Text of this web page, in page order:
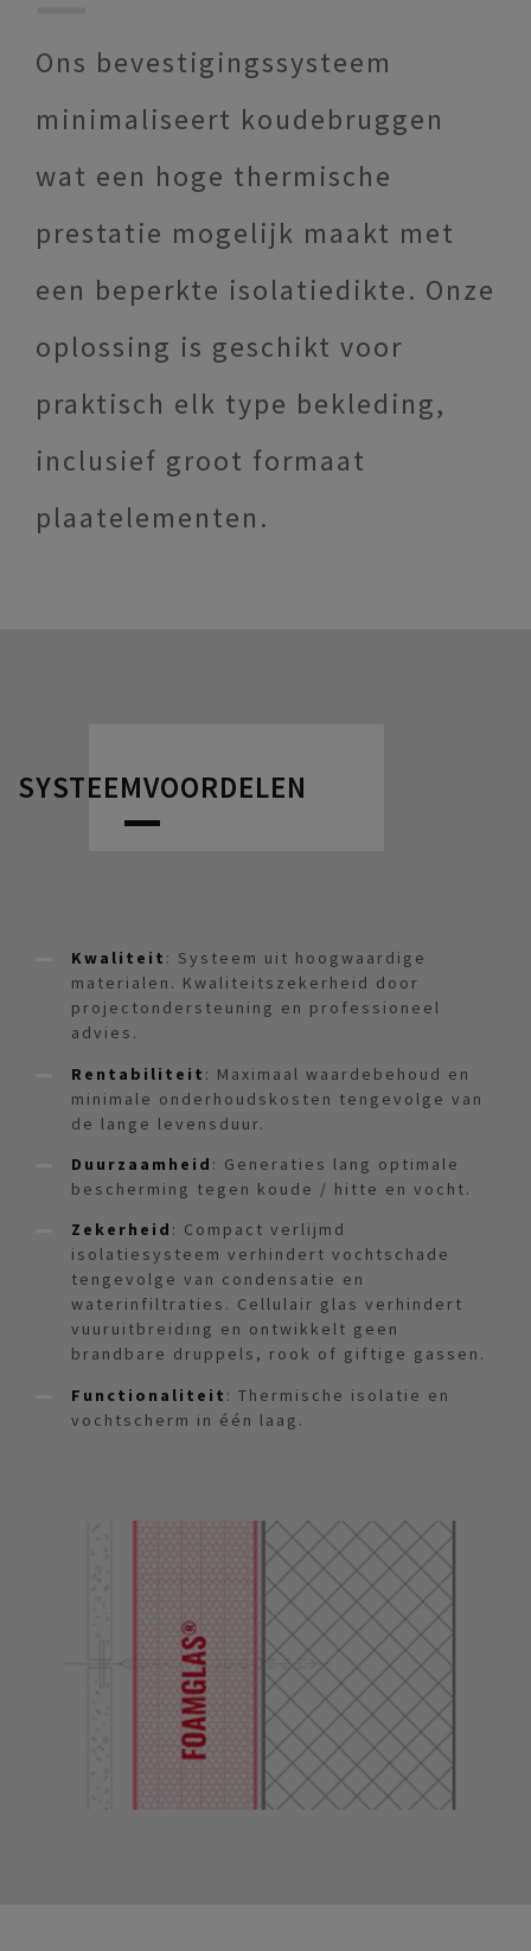
Ons bevestigingssysteem
minimaliseert koudebruggen
wat een hoge thermische
prestatie mogelijk maakt met
een beperkte isolatiedikte. Onze
oplossing is geschikt voor
praktisch elk type bekleding,
inclusief groot formaat
plaatelementen.
SYSTEEMVOORDELEN
Kwaliteit : Systeem uit hoogwaardige
materialen. Kwaliteitszekerheid door
projectondersteuning en professioneel
advies.
Rentabiliteit : Maximaal waardebehoud en
minimale onderhoudskosten tengevolge van
de lange levensduur.
Duurzaamheid : Generaties lang optimale
bescherming tegen koude / hitte en vocht.
Zekerheid : Compact verlijmd
isolatiesysteem verhindert vochtschade
tengevolge van condensatie en
waterinfiltraties. Cellulair glas verhindert
vuuruitbreiding en ontwikkelt geen
brandbare druppels, rook of giftige gassen.
Functionaliteit : Thermische isolatie en
vochtscherm in één laag.